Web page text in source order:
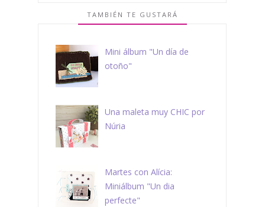
TAMBIÉN TE GUSTARÁ
Mini álbum "Un día de
otoño"
Una maleta muy CHIC por
Núria
Martes con Alícia:
Miniálbum "Un dia
perfecte"